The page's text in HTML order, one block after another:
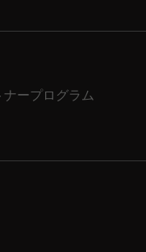
ナープログラム